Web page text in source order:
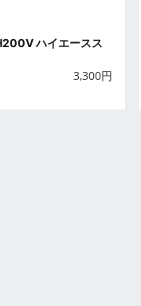
ハイエースス
3,300円